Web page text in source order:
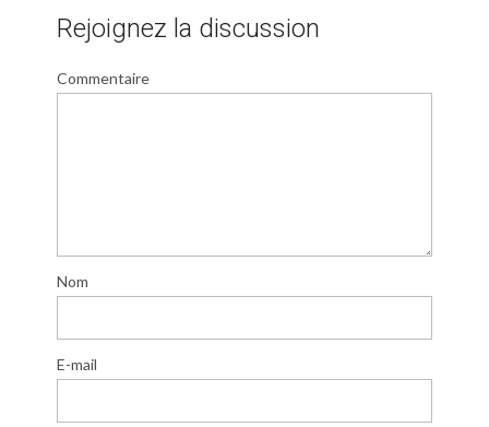
Rejoignez la discussion
Commentaire
Nom
E-mail